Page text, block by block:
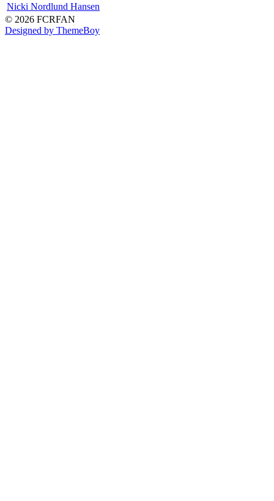
Nicki Nordlund Hansen
© 2026 FCRFAN
Designed by ThemeBoy